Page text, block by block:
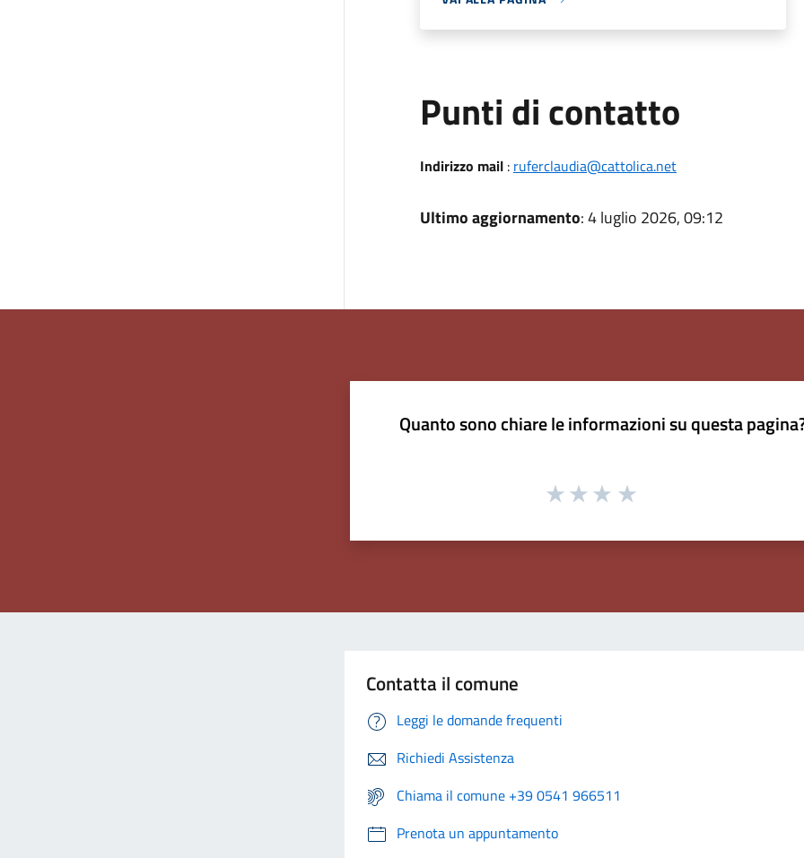
Punti di contatto
Indirizzo mail: ruferclaudia@cattolica.net
Ultimo aggiornamento: 4 luglio 2026, 09:12
Quanto sono chiare le informazioni su questa
Contatta il comune
Leggi le domande frequenti
Richiedi Assistenza
Chiama il comune +39 0541 966511
Prenota un appuntamento